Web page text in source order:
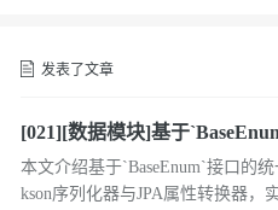
发表了文章
[021][数据模块]基于
列化与 JPA 转换实践
本文介绍基于`BaseEnum`接口的
kson序列化器与JPA属性转换器，